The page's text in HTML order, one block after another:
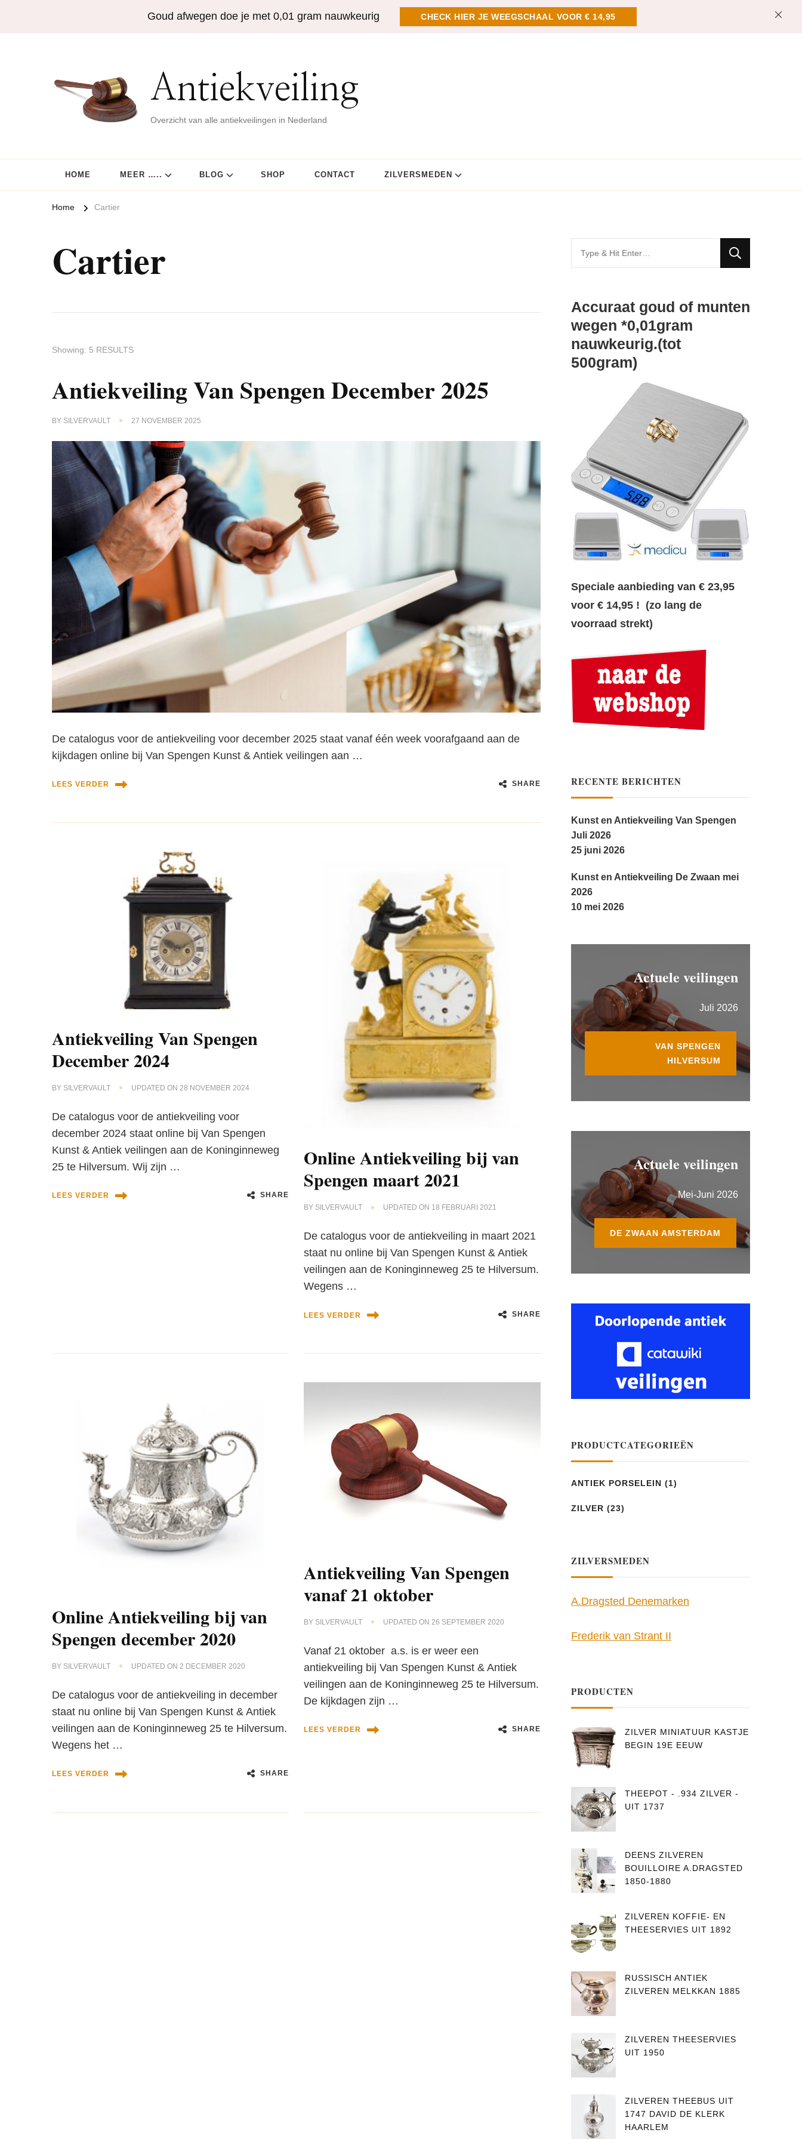
Goud afwegen doe je met 0,01 gram nauwkeurig CHECK HIER JE WEEGSCHAAL VOOR € 14,95
Antiekveiling
Overzicht van alle antiekveilingen in Nederland
HOME MEER ….. BLOG SHOP CONTACT ZILVERSMEDEN
Home Cartier
Cartier
Showing: 5 RESULTS
Antiekveiling Van Spengen December 2025
BY SILVERVAULT 27 NOVEMBER 2025
De catalogus voor de antiekveiling voor december 2025 staat vanaf één week voorafgaand aan de
kijkdagen online bij Van Spengen Kunst & Antiek veilingen aan …
LEES VERDER SHARE
Antiekveiling Van Spengen
December 2024
BY SILVERVAULT UPDATED ON28 NOVEMBER 2024
De catalogus voor de antiekveiling voor
december 2024 staat online bij Van Spengen
Kunst & Antiek veilingen aan de Koninginneweg
25 te Hilversum. Wij zijn …
LEES VERDER SHARE
Online Antiekveiling bij van
Spengen maart 2021
BY SILVERVAULT UPDATED ON 18 FEBRUARI 2021
De catalogus voor de antiekveiling in maart 2021
staat nu online bij Van Spengen Kunst & Antiek
veilingen aan de Koninginneweg 25 te Hilversum.
Wegens …
LEES VERDER SHARE
Online Antiekveiling bij van
Spengen december 2020
BY SILVERVAULT UPDATED ON2 DECEMBER 2020
De catalogus voor de antiekveiling in december
staat nu online bij Van Spengen Kunst & Antiek
veilingen aan de Koninginneweg 25 te Hilversum.
Wegens het …
LEES VERDER SHARE
Antiekveiling Van Spengen
vanaf 21 oktober
BY SILVERVAULT UPDATED ON 26 SEPTEMBER 2020
Vanaf 21 oktober a.s. is er weer een
antiekveiling bij Van Spengen Kunst & Antiek
veilingen aan de Koninginneweg 25 te Hilversum.
De kijkdagen zijn …
LEES VERDER SHARE
for
Accuraat goud of munten
wegen *0,01gram
nauwkeurig.(tot
500gram)
Speciale aanbieding van € 23,95
voor € 14,95 ! (zo lang de
voorraad strekt)
RECENTE BERICHTEN
Kunst en Antiekveiling Van Spengen
Juli 2026
25 juni 2026
Kunst en Antiekveiling De Zwaan mei
2026
10 mei 2026
Actuele veilingen
Juli 2026
VAN SPENGEN
HILVERSUM
Actuele veilingen
Mei-Juni 2026
DE ZWAAN AMSTERDAM
PRODUCTCATEGORIEËN
ANTIEK PORSELEIN (1)
ZILVER (23)
ZILVERSMEDEN
A.Dragsted Denemarken
Frederik van Strant II
PRODUCTEN
ZILVER MINIATUUR KASTJE
BEGIN 19E EEUW
THEEPOT - .934 ZILVER -
UIT 1737
DEENS ZILVEREN
BOUILLOIRE A.DRAGSTED
1850-1880
ZILVEREN KOFFIE- EN
THEESERVIES UIT 1892
RUSSISCH ANTIEK
ZILVEREN MELKKAN 1885
ZILVEREN THEESERVIES
UIT 1950
ZILVEREN THEEBUS UIT
1747 DAVID DE KLERK
HAARLEM